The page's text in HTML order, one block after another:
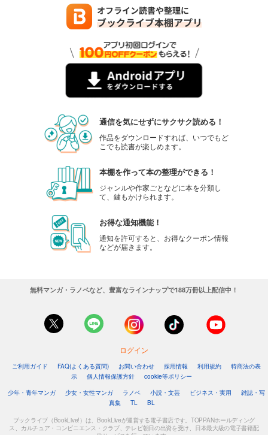
通信を気にせずにサクサク読める！
作品をダウンロードすれば、いつでもど
こでも読書が楽しめます。
本棚を作って本の整理ができる！
ジャンルや作家ごとなどに本を分類し
て、鍵もかけられます。
お得な通知機能！
通知を許可すると、お得なクーポン情報
などが届きます。
無料マンガ・ラノベなど、豊富なラインナップで188万冊以上配信中！
ログイン
ご利用ガイド FAQ(よくある質問) お問い合わせ 採用情報 利用規約
特商法の表
示
個人情報保護方針
cookie等ポリシー
少年・青年マンガ
少女・女性マンガ ラノベ 小説・文芸 ビジネス・実用
雑誌・写
真集
TL BL
ブックライブ（BookLive!）は、BookLiveが運営する電子書店です。TOPPANホールディング
ス、カルチュア・コンビニエンス・クラブ、テレビ朝日の出資を受け、日本最大級の電子書籍配